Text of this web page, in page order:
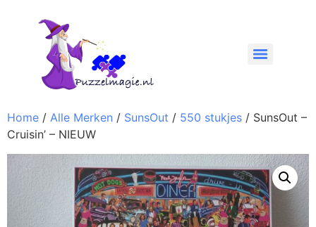
Home / Alle Merken / SunsOut / 550 stukjes / SunsOut –
Cruisin’ – NIEUW